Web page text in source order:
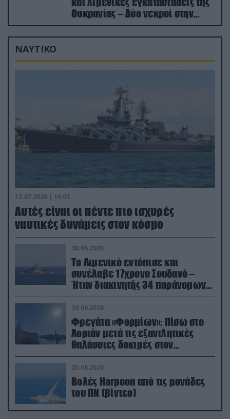
Ουκρανίας – Δύο νεκροί στην
Κριμαία
ΝΑΥΤΙΚΟ
15.07.2026 | 16:03
Aυτές είναι οι πέντε πιο ισχυρές
ναυτικές δυνάμεις στον κόσμο
30.06.2026
Το Λιμενικό εντόπισε και
συνέλαβε 17χρονο Σουδανό –
Ήταν διακινητής 34 παράνομων
μεταναστών
30.06.2026
Φρεγάτα «Φορμίων»: Πίσω στο
Λοριάν μετά τις εξαντλητικές
θαλάσσιες δοκιμές στον
απαιτητικό Βισκαϊκό
25.06.2026
Βολές Harpoon από τις μονάδες
του ΠΝ (βίντεο)